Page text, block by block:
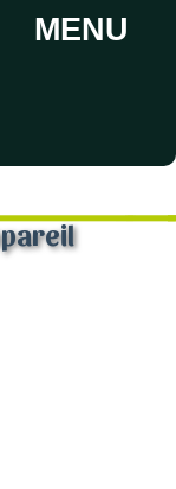
MENU